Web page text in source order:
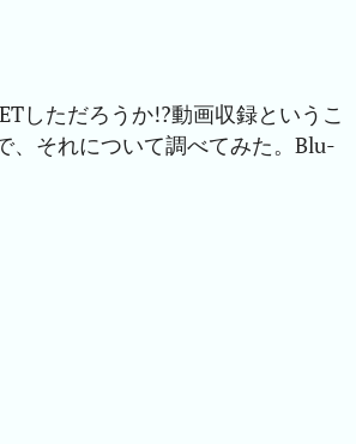
しただろうか!?動画収録というこ
、それについて調べてみた。Blu-